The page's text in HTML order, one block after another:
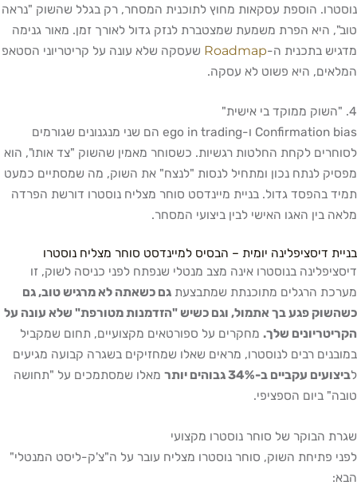
נוסטרו. הוספת עסקאות מחוץ לתוכנית המסחר, רק בגלל שהשוק "נראה
טוב", היא הפרת משמעת שמצטברת לנזק גדול לאורך זמן. מאור גנימה
מדגיש בתכנית ה-Roadmap שעסקה שלא עונה על קריטריוני הסטאפ
המלאים, היא פשוט לא עסקה.
4. "השוק ממוקד בי אישית"
Confirmation bias ו-ego in trading הם שני מנגנונים שגורמים
לסוחרים לקחת החלטות רגשיות. כשסוחר מאמין שהשוק "צד אותו", הוא
מפסיק לנתח נכון ומתחיל לנסות "לנצח" את השוק, מה שמסתיים כמעט
תמיד בהפסד גדול. בניית מיינדסט סוחר מצליח נוסטרו דורשת הפרדה
מלאה בין האגו האישי לבין ביצועי המסחר.
בניית דיסציפלינה יומית – הבסיס למיינדסט סוחר מצליח נוסטרו
דיסציפלינה בנוסטרו אינה מצב מנטלי שנפתח לפני כניסה לשוק, זו
מערכת הרגלים מתוכנתת שמתבצעת גם כשאתה לא מרגיש טוב, גם
כשהשוק פגע בך אתמול, וגם כשיש "הזדמנות מטורפת" שלא עונה על
הקריטריונים שלך. מחקרים על ספורטאים מקצועיים, תחום שמקביל
במובנים רבים לנוסטרו, מראים שאלו שמחזיקים בשגרה קבועה מגיעים
לביצועים עקביים ב-34% גבוהים יותר
מאלו שמסתמכים על "תחושה
טובה" ביום הספציפי.
שגרת הבוקר של סוחר נוסטרו מקצועי
לפני פתיחת השוק, סוחר נוסטרו מצליח עובר על ה"צ'ק-ליסט המנטלי"
הבא: